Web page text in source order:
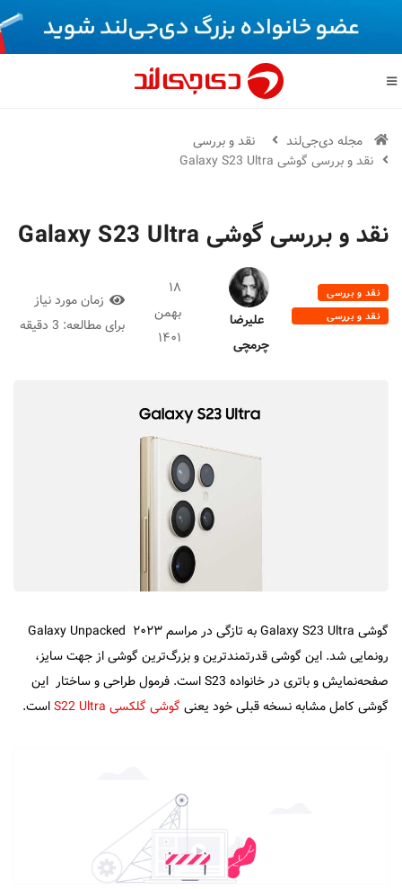
مجله دی‌جی‌لند
نقد و بررسی
نقد و بررسی گوشی Galaxy S23 Ultra
نقد و بررسی گوشی Galaxy S23 Ultra
نقد و بررسی
نقد و بررسی
علیرضا
چرمچی
۱۸
بهمن
۱۴۰۱
زمان مورد نیاز
برای مطالعه: 3 دقیقه
گوشی Galaxy S23 Ultra به تازگی در مراسم Galaxy Unpacked ۲۰۲۳
رونمایی شد. این گوشی قدرتمند‌ترین و بزرگ‌ترین گوشی از جهت سایز،
صفحه‌نمایش و باتری در خانواده S23 است. فرمول طراحی و ساختار این
گوشی کامل مشابه نسخه قبلی خود یعنی گوشی گلکسی S22 Ultra است.